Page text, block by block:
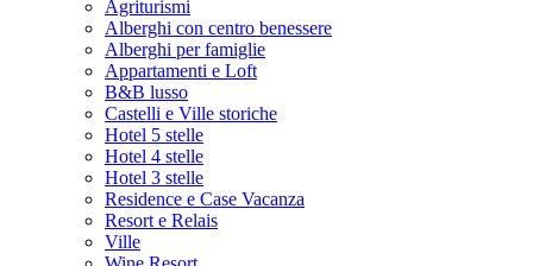
Agriturismi
Alberghi con centro benessere
Alberghi per famiglie
Appartamenti e Loft
B&B lusso
Castelli e Ville storiche
Hotel 5 stelle
Hotel 4 stelle
Hotel 3 stelle
Residence e Case Vacanza
Resort e Relais
Ville